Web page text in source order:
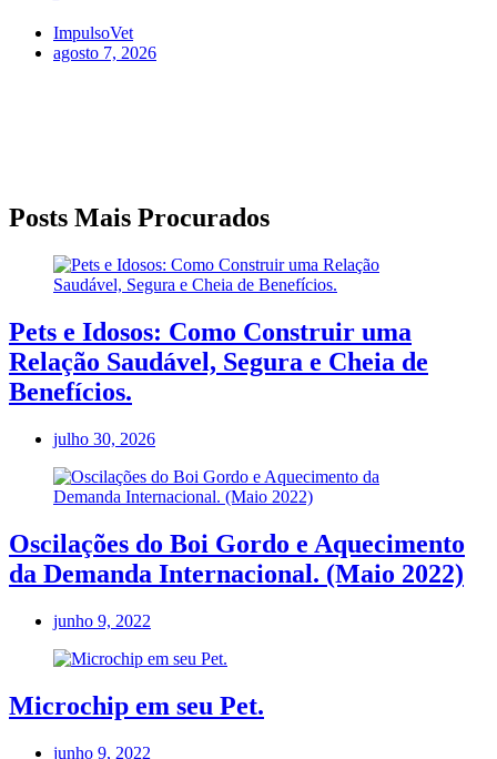
ImpulsoVet
agosto 7, 2026
Posts Mais Procurados
Pets e Idosos: Como Construir uma
Relação Saudável, Segura e Cheia de
Benefícios.
julho 30, 2026
Oscilações do Boi Gordo e Aquecimento
da Demanda Internacional. (Maio 2022)
junho 9, 2022
Microchip em seu Pet.
junho 9, 2022